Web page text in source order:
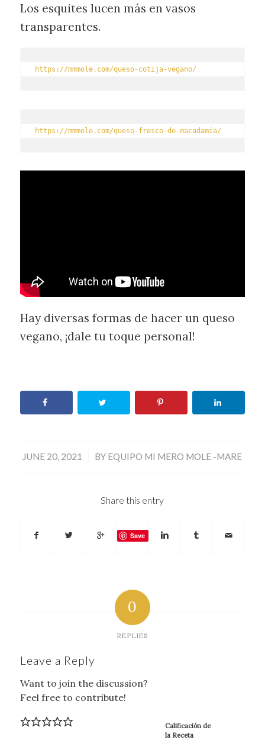
Los esquites lucen más en vasos
transparentes.
https://mmmole.com/queso-cotija-vegano/
https://mmmole.com/queso-fresco-de-macadamia/
Hay diversas formas de hacer un queso
vegano, ¡dale tu toque personal!
JUNE 20, 2021
/ BY EQUIPO MI MERO MOLE -MARE
Share this entry
Save
0
REPLIES
Leave a Reply
Want to join the discussion?
Feel free to contribute!
Calificación de
la Receta